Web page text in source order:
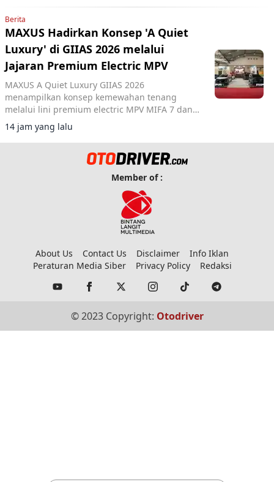
Berita
MAXUS Hadirkan Konsep 'A Quiet
Luxury' di GIIAS 2026 melalui
Jajaran Premium Electric MPV
MAXUS A Quiet Luxury GIIAS 2026
menampilkan konsep kemewahan tenang
melalui lini premium electric MPV MIFA 7 dan
MIFA 9 di ICE BSD City.
14 jam yang lalu
Member of :
About Us Contact Us Disclaimer
Info Iklan
Peraturan Media Siber
Privacy Policy Redaksi
© 2023 Copyright: Otodriver